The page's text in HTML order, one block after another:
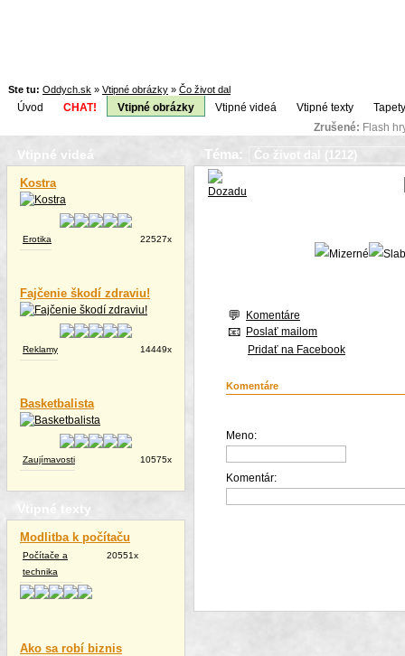
Ste tu: Oddych.sk » Vtipné obrázky » Čo život dal
Úvod CHAT! Vtipné obrázky Vtipné videá Vtipné texty
Zrušené: Flash
Vtipné videá
Kostra
Erotika 22527x
Fajčenie škodí zdraviu!
Reklamy 14449x
Basketbalista
Zaujímavosti 10575x
Vtipné texty
Modlitba k počítaču
Počítače a
technika
20551x
Ako sa robí biznis
Téma:
Komentáre
Poslať mailom
Pridať na Facebook
Komentáre
Meno:
Komentár: